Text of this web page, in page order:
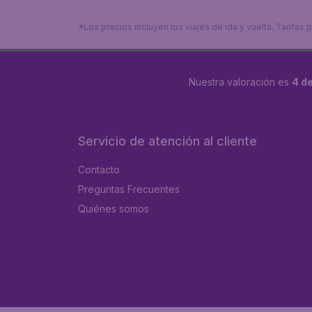
*Los precios incluyen los viajes de ida y vuelta.
Nuestra valoración es 4
Servicio de atención al cliente
Contacto
Preguntas Frecuentes
Quiénes somos